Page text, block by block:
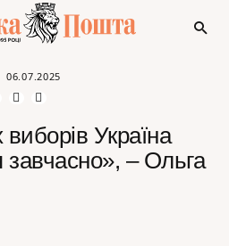
06.07.2025
Україна
завчасно», – Ольга